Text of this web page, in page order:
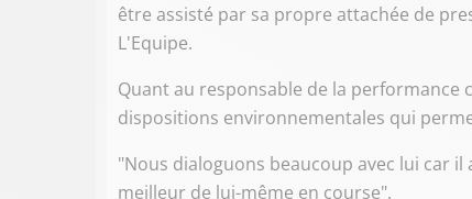
être assisté par sa propre attachée de
L'Equipe.
Quant au responsable de la performance
dispositions environnementales qui
"Nous dialoguons beaucoup avec lui car
meilleur de lui-même en course".